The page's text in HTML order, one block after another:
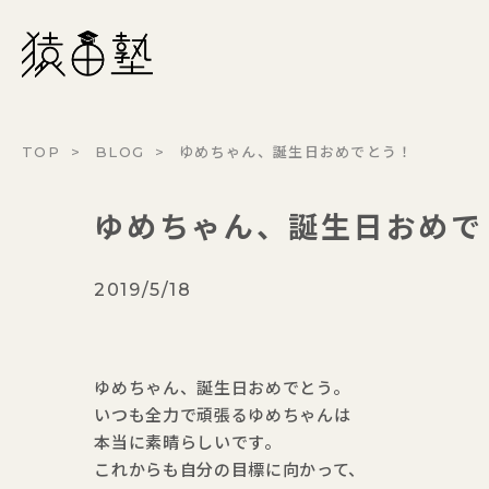
猿田塾
TOP BLOG ゆめちゃん、誕生日おめでとう！
ゆめちゃん、誕生日おめ
2019/5/18
ゆめちゃん、誕生日おめでとう。
いつも全力で頑張るゆめちゃんは
本当に素晴らしいです。
これからも自分の目標に向かって、